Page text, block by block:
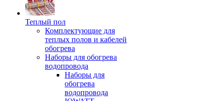
Теплый пол
Комплектующие для
теплых полов и кабелей
обогрева
Наборы для обогрева
водопровода
Наборы для
обогрева
водопровода